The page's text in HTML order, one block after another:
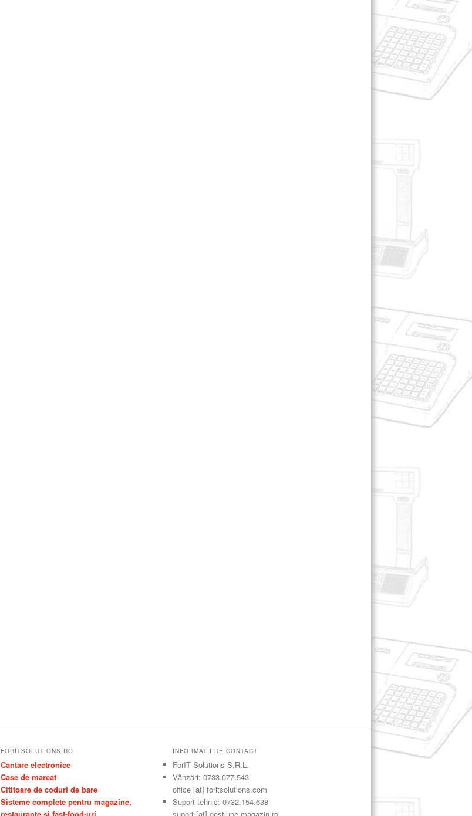
FORITSOLUTIONS.RO
Cantare electronice
Case de marcat
Cititoare de coduri de bare
Sisteme complete pentru magazine,
INFORMATII DE CONTACT
ForIT Solutions S.R.L.
Vânzări: 0733.077.543
office [at] foritsolutions.com
Suport tehnic: 0732.154.638